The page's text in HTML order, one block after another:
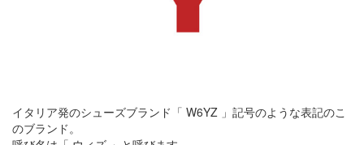
イタリア発のシューズブランド「 W6YZ 」記号のような表記のこ
のブランド。